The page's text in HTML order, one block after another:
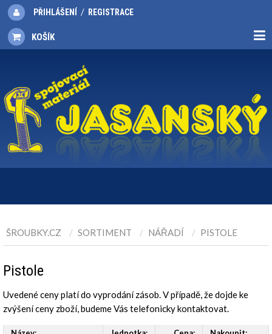
PŘIHLÁŠENÍ / REGISTRACE
KOŠÍK
ŠROUBKY.CZ SORTIMENT NÁŘADÍ PISTOLE
Pistole
Uvedené ceny platí do vyprodání zásob. V případě, že dojde ke
zvýšení ceny zboží, budeme Vás telefonicky kontaktovat.